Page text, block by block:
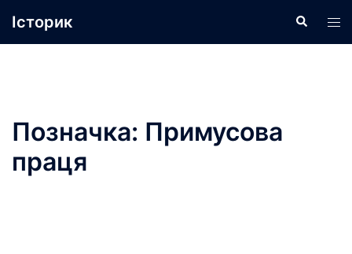
доІсторик Пошук
Позначка: Примусова
праця